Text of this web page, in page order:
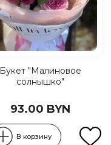
Букет "Малиновое
солнышко"
93.00 BYN
В корзину